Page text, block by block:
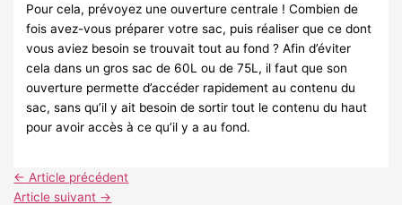
Pour cela, prévoyez une ouverture centrale ! Combien de
fois avez-vous préparer votre sac, puis réaliser que ce dont
vous aviez besoin se trouvait tout au fond ? Afin d’éviter
cela dans un gros sac de 60L ou de 75L, il faut que son
ouverture permette d’accéder rapidement au contenu du
sac, sans qu’il y ait besoin de sortir tout le contenu du haut
pour avoir accès à ce qu’il y a au fond.
← Article précédent
Article suivant →